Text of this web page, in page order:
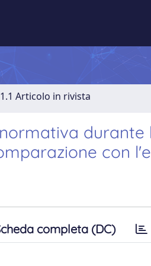
1.1 Articolo in rivista
durante
con
completa (DC)